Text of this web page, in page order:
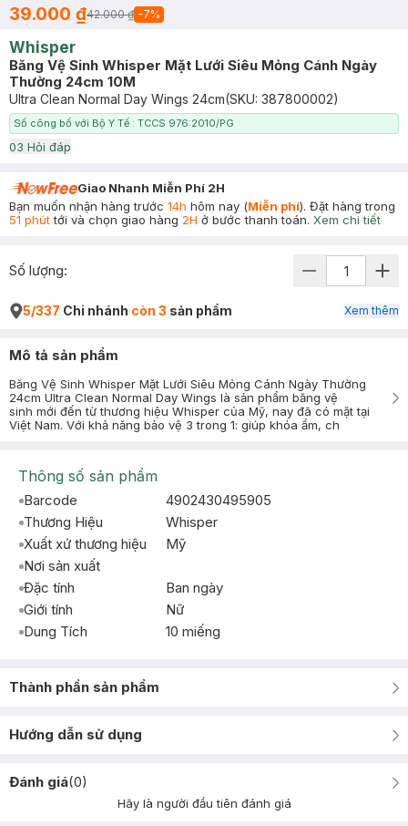
39.000 ₫42.000 ₫ -7%
Whisper
Băng Vệ Sinh Whisper Mặt Lưới Siêu Mỏng Cánh Ngày
Thường 24cm 10M
Ultra Clean Normal Day Wings 24cm(SKU: 387800002)
Số công bố với Bộ Y Tế : TCCS 976:2010/PG
03 Hỏi đáp
Giao Nhanh Miễn Phí 2H
Bạn muốn nhận hàng trước 14h hôm nay (Miễn phí). Đặt hàng trong
51 phúttới và chọn giao hàng 2H ở bước thanh toán. Xem chi tiết
Số lượng:
5/337 Chi nhánh còn 3 sản phẩm Xem thêm
Mô tả sản phẩm
Băng Vệ Sinh Whisper Mặt Lưới Siêu Mỏng Cánh Ngày Thường
24cm Ultra Clean Normal Day Wings là sản phẩm băng vệ
sinh mới đến từ thương hiệu Whisper của Mỹ, nay đã có mặt tại
Việt Nam. Với khả năng bảo vệ 3 trong 1: giúp khóa ẩm, ch
Thông số sản phẩm
Barcode
4902430495905
Thương Hiệu
Whisper
Xuất xứ thương hiệu
Mỹ
Nơi sản xuất
Đặc tính
Ban ngày
Giới tính
Nữ
Dung Tích
10 miếng
Thành phần sản phẩm
Hướng dẫn sử dụng
Đánh giá(0)
Hãy là người đầu tiên đánh giá